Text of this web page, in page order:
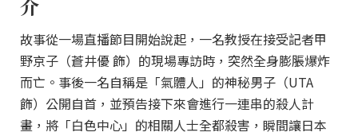
介
故事從一場直播節目開始說起，一名教授在接受記者甲
野京子（蒼井優 飾）的現場專訪時，突然全身膨脹爆炸
而亡。事後一名自稱是「氣體人」的神秘男子（UTA
飾）公開自首，並預告接下來會進行一連串的殺人計
畫，將「白色中心」的相關人士全都殺害，瞬間讓日本